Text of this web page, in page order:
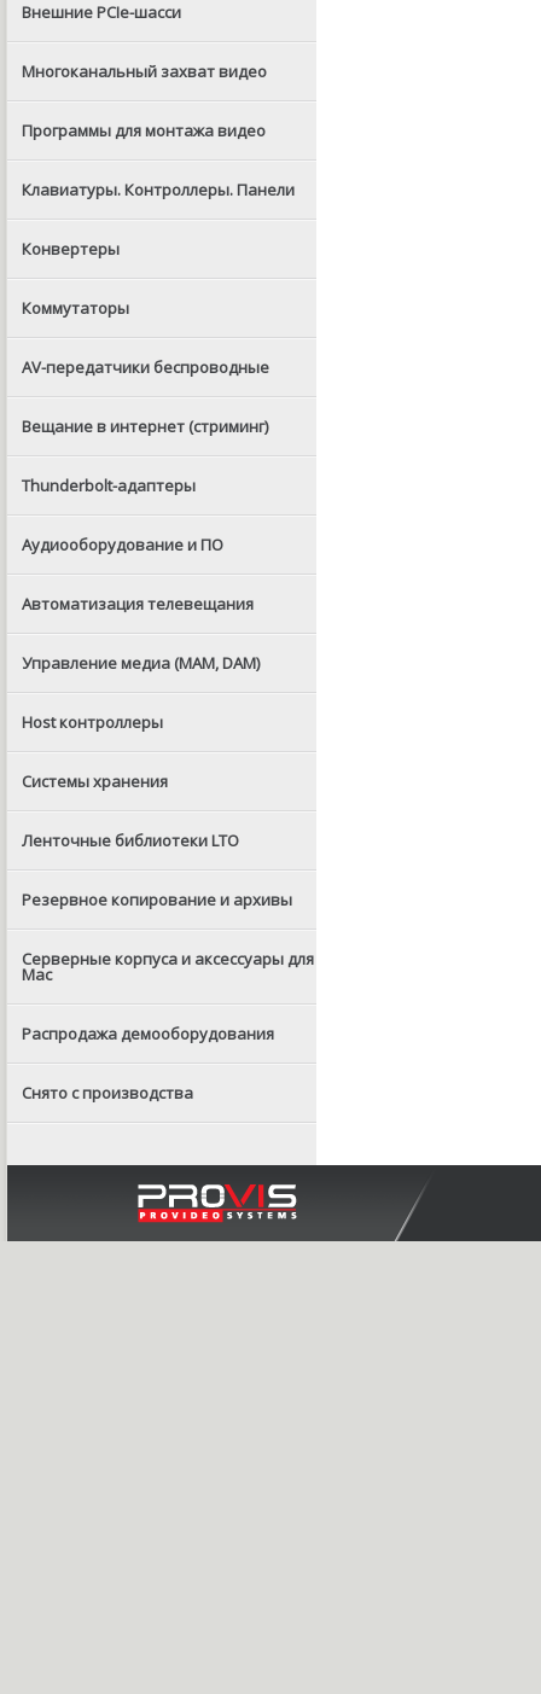
Внешние PCIe-шасси
Многоканальный захват видео
Программы для монтажа видео
Клавиатуры. Контроллеры. Панели
Конвертеры
Коммутаторы
AV-передатчики беспроводные
Вещание в интернет (стриминг)
Thunderbolt-адаптеры
Аудиооборудование и ПО
Автоматизация телевещания
Управление медиа (MAM, DAM)
Host контроллеры
Системы хранения
Ленточные библиотеки LTO
Резервное копирование и архивы
Серверные корпуса и аксессуары для
Mac
Распродажа демооборудования
Снято с производства